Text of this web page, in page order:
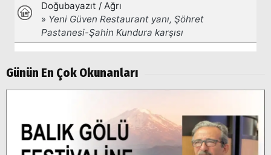
Günün En Çok Okunanları
Aramalar:
Ağrı
Doğubayazıt